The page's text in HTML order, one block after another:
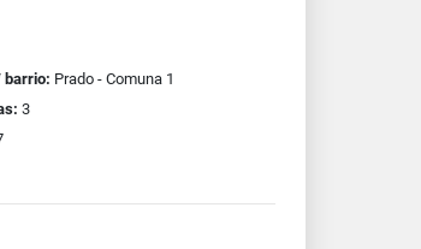
barrio: Prado - Comuna 1
3